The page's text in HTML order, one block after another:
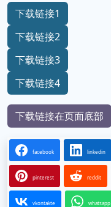
下载链接1
下载链接2
下载链接3
下载链接4
下载链接在页面底部
facebook linkedin
pinterest reddit
vkontakte whatsapp